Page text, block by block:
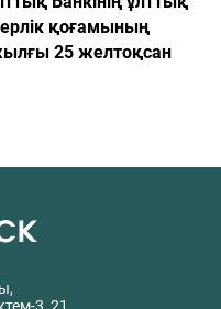
қоғамының
25 желтоқсан
3, 21